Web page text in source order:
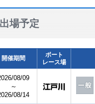
出場予定
開催期間
ボート
レース場
08/09
～
08/14